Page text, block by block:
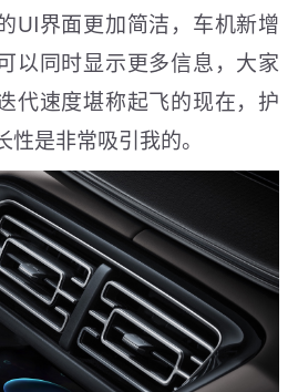
UI界面更加简洁，车机新增
以同时显示更多信息，大家
代速度堪称起飞的现在，护
是非常吸引我的。